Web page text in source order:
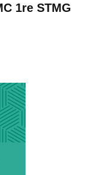
1re STMG